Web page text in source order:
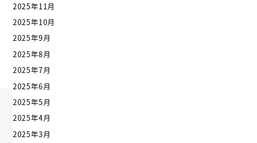
2025年11月
2025年10月
2025年9月
2025年8月
2025年7月
2025年6月
2025年5月
2025年4月
2025年3月